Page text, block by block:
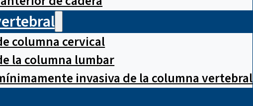
columna cervical
la columna lumbar
invasiva de la columna vertebral